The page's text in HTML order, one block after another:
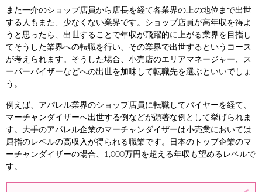
また一介のショップ店員から店長を経て各業界の上の地位まで出世
する人もまた、少なくない業界です。ショップ店員が高年収を得よ
うと思ったら、出世することで年収が飛躍的に上がる業界を目指し
てそうした業界への転職を行い、その業界で出世するというコース
が考えられます。そうした場合、小売店のエリアマネージャー、ス
ーパーバイザーなどへの出世を加味して転職先を選ぶといいでしょ
う。
例えば、アパレル業界のショップ店員に転職してバイヤーを経て、
マーチャンダイザーへ出世する例などが顕著な例として挙げられま
す。大手のアパレル企業のマーチャンダイザーは小売業においては
屈指のレベルの高収入が得られる職業です。日本のトップ企業のマ
ーチャンダイザーの場合、1,000万円を超える年収も望めるレベルで
す。